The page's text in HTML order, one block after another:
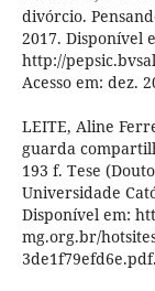
divórcio.
2017. Disponível
http://
Acesso em: dez.
LEITE, Aline
guarda
193 f. Tese
Universidade
Disponível em:
mg.org.br/